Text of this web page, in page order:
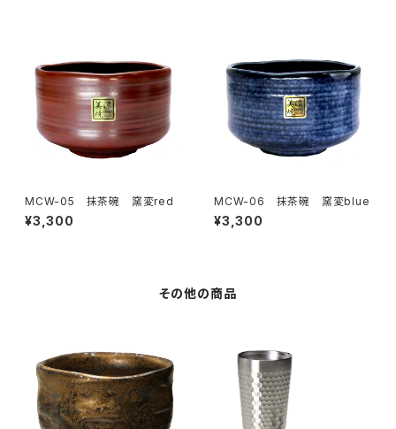
MCW-05 抹茶碗 窯変red
¥3,300
MCW-06 抹茶碗 窯変blue
¥3,300
その他の商品